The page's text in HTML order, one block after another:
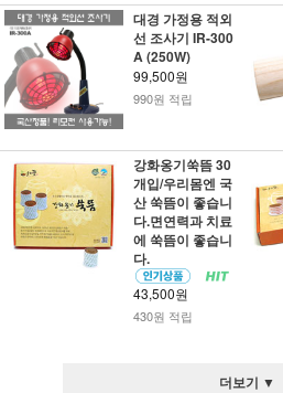
대경 가정용 적외
선 조사기 IR-300
A (250W)
99,500원
990원 적립
강화옹기쑥뜸 30
개입/우리몸엔 국
산 쑥뜸이 좋습니
다.면연력과 치료
에 쑥뜸이 좋습니
다.
43,500원
430원 적립
더보기 ▼